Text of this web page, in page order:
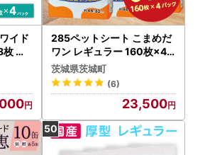
イド
ア
イオ
42W
285ペットシート こまめだ
ワン レギュラー 160枚×4
袋 クリーンワン ペットシー
ツ 犬用 抗菌 こまめに交換
いつも清潔
茨城県茨城町
(6)
23,500